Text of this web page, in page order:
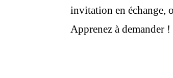
invitation en échange,
Apprenez à demander !